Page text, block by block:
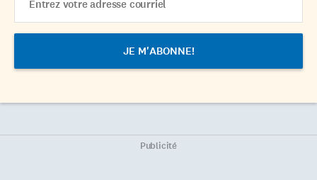
Address
Publicité